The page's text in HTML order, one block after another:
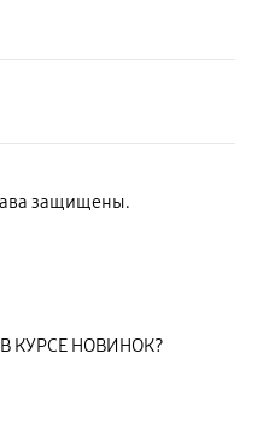
защищены.
КУРСЕ НОВИНОК?